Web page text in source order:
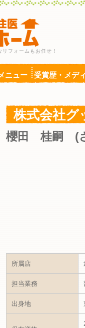
フォームもお任せ！
ニュー 受賞歴・メデ
株式会社
櫻田 桂嗣 (
所属店
担当業務
出身地